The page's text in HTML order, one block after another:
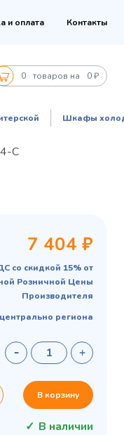
и оплата Контакты
0 товаров на 0 ₽
Шкафы
С
7 404 ₽
со скидкой 15% от
Розничной Цены
Производителя
региона
В корзину
В наличии